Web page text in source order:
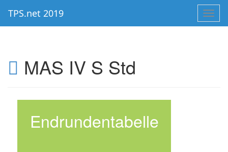
TPS.net 2019
MAS IV S Std
Endrundentabelle